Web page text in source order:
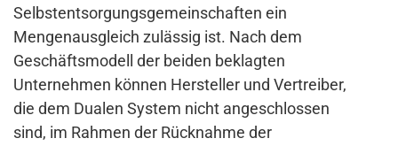
Selbstentsorgungsgemeinschaften ein
Mengenausgleich zulässig ist. Nach dem
Geschäftsmodell der beiden beklagten
Unternehmen können Hersteller und Vertreiber,
die dem Dualen System nicht angeschlossen
sind, im Rahmen der Rücknahme der